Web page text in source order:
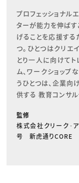
プロフェッショナル
ターが能力を伸ばす
げることを応援す
つ。ひとつはクリエ
とり一人に向けてト
ム、ワークショップ
うひとつは、企業向
供する 教育コンサル
監修
株式会社クリーク･
号 新虎通りCORE